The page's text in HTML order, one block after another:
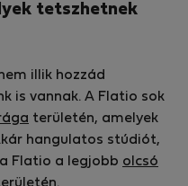
tetszhetnek
illik hozzád
is vannak. A Flatio sok
területén, amelyek
hangulatos stúdiót,
Flatio a legjobb olcsó